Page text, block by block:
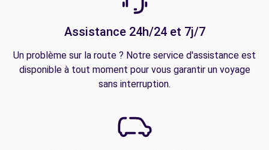
Assistance 24h/24 et 7j/7
Un problème sur la route ? Notre service d'assistance est
disponible à tout moment pour vous garantir un voyage
sans interruption.